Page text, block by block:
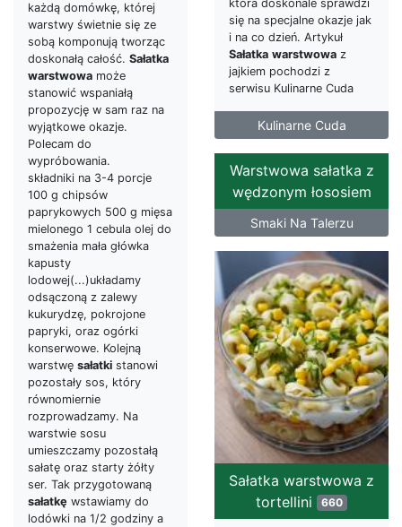
która doskonale sprawdzi
się na specjalne okazje jak
i na co dzień. Artykuł
Sałatka warstwowa z
jajkiem pochodzi z
serwisu Kulinarne Cuda
Kulinarne Cuda
każdą domówkę, której
warstwy świetnie się ze
sobą komponują tworząc
doskonałą całość. Sałatka
warstwowa może
stanowić wspaniałą
propozycję w sam raz na
wyjątkowe okazje.
Polecam do
wypróbowania.
składniki na 3-4 porcje
100 g chipsów
paprykowych 500 g mięsa
mielonego 1 cebula olej do
smażenia mała główka
kapusty
lodowej(...)układamy
odsączoną z zalewy
kukurydzę, pokrojone
papryki, oraz ogórki
konserwowe. Kolejną
warstwę sałatki stanowi
pozostały sos, który
równomiernie
rozprowadzamy. Na
warstwie sosu
umieszczamy pozostałą
sałatę oraz starty żółty
ser. Tak przygotowaną
sałatkę wstawiamy do
lodówki na 1/2 godziny a
Warstwowa sałatka z
wędzonym łososiem
Smaki Na Talerzu
Sałatka warstwowa z
tortellini 660